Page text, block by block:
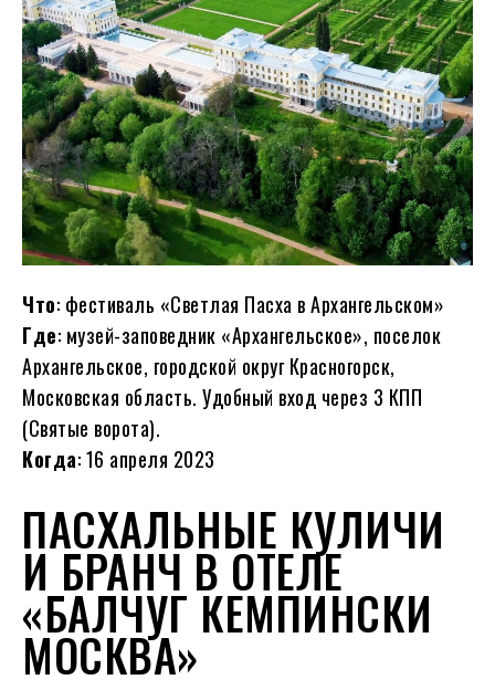
Что: фестиваль «Светлая Пасха в Архангельском»
Где: музей-заповедник «Архангельское», поселок
Архангельское, городской округ Красногорск,
Московская область. Удобный вход через 3 КПП
(Святые ворота).
Когда: 16 апреля 2023
ПАСХАЛЬНЫЕ КУЛИЧИ
И БРАНЧ В ОТЕЛЕ
«БАЛЧУГ КЕМПИНСКИ
МОСКВА»